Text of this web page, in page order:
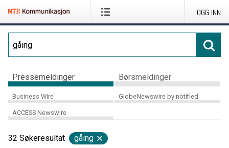
LOGG INN
Pressemeldinger Børsmeldinger
Business Wire GlobeNewswire by notified
ACCESS Newswire
32 Søkeresultat gåing